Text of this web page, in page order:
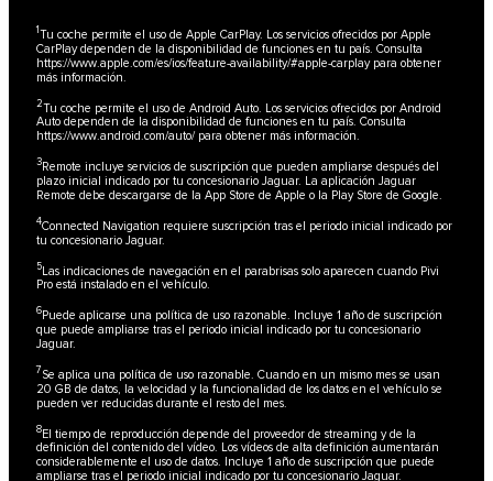
1Tu coche permite el uso de Apple CarPlay. Los servicios ofrecidos por Apple
CarPlay dependen de la disponibilidad de funciones en tu país. Consulta
https://www.apple.com/es/ios/feature-availability/#apple-carplaypara obtener
más información.
2Tu coche permite el uso de Android Auto. Los servicios ofrecidos por Android
Auto dependen de la disponibilidad de funciones en tu país. Consulta
https://www.android.com/auto/para obtener más información.
3Remote incluye servicios de suscripción que pueden ampliarse después del
plazo inicial indicado por tu concesionario Jaguar. La aplicación Jaguar
Remote debe descargarse de la App Store de Apple o la Play Store de Google.
4Connected Navigation requiere suscripción tras el periodo inicial indicado por
tu concesionario Jaguar.
5Las indicaciones de navegación en el parabrisas solo aparecen cuando Pivi
Pro está instalado en el vehículo.
6Puede aplicarse una política de uso razonable. Incluye 1 año de suscripción
que puede ampliarse tras el periodo inicial indicado por tu concesionario
Jaguar.
7Se aplica una política de uso razonable. Cuando en un mismo mes se usan
20 GB de datos, la velocidad y la funcionalidad de los datos en el vehículo se
pueden ver reducidas durante el resto del mes.
8El tiempo de reproducción depende del proveedor de streaming y de la
definición del contenido del vídeo. Los vídeos de alta definición aumentarán
considerablemente el uso de datos. Incluye 1 año de suscripción que puede
ampliarse tras el periodo inicial indicado por tu concesionario Jaguar.